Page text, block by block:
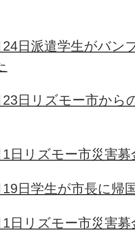
24日派遣学生がバン
23日リズモー市から
日リズモー市災害
日学生が市長に帰
1日リズモー市災害